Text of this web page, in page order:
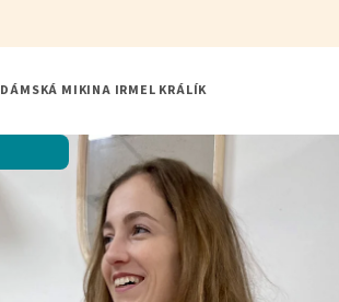
DÁMSKÁ MIKINA IRMEL KRÁLÍK